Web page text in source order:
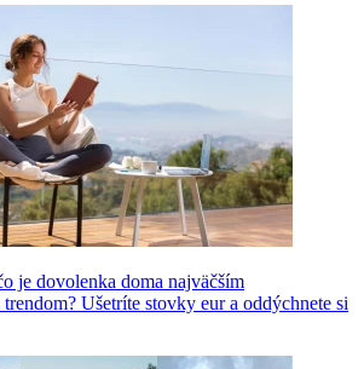
je dovolenka doma najväčším
Ušetríte stovky eur a oddýchnete si